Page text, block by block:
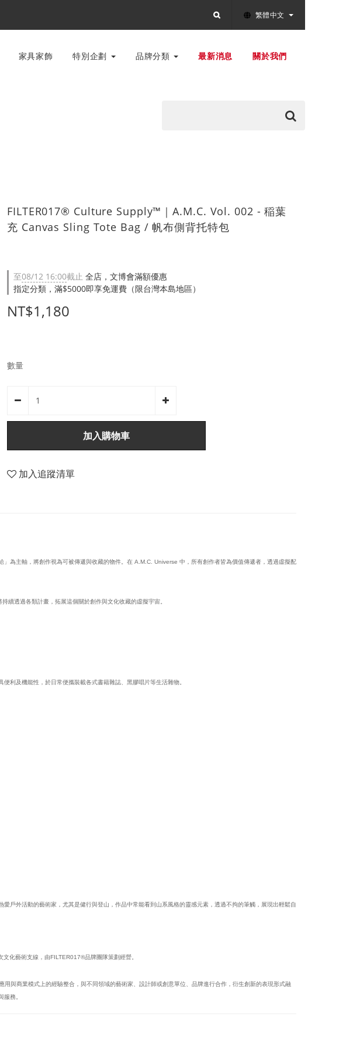
繁體中文
家具家飾 特別企劃 品牌分類 最新消息 關於我們
FILTER017® Culture Supply™｜A.M.C. Vol. 002 - 稲葉
充 Canvas Sling Tote Bag / 帆布側背托特包
至08/12 16:00截止 全店，文博會滿額優惠
指定分類，滿$5000即享免運費（限台灣本島地區）
NT$1,180
數量
加入購物車
加入追蹤清單
主軸，將創作視為可被傳遞與收藏的物件。在 A.M.C. Universe 中，所有創作者皆為價值傳遞者，透過虛擬配
續透過各類計畫，拓展這個關於創作與文化收藏的虛擬宇宙。
利及機能性，於日常便攜裝載各式書籍雜誌、黑膠唱片等生活雜物。
戶外活動的藝術家，尤其是健行與登山，作品中常能看到山系風格的靈感元素，透過不拘的筆觸，展現出輕鬆自
化藝術支線，由FILTER017®品牌團隊策劃經營。
與商業模式上的經驗整合，與不同領域的藝術家、設計師或創意單位、品牌進行合作，衍生創新的表現形式融
務。